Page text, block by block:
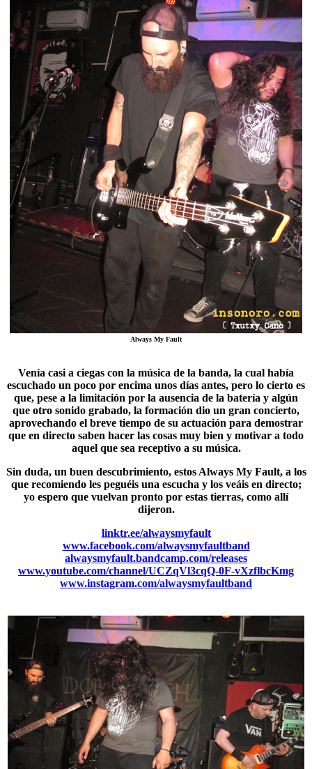
Always My Fault
Venía casi a ciegas con la música de la banda, la cual había
escuchado un poco por encima unos días antes, pero lo cierto es
que, pese a la limitación por la ausencia de la batería y algún
que otro sonido grabado, la formación dio un gran concierto,
aprovechando el breve tiempo de su actuación para demostrar
que en directo saben hacer las cosas muy bien y motivar a todo
aquel que sea receptivo a su música.
Sin duda, un buen descubrimiento, estos Always My Fault, a los
que recomiendo les peguéis una escucha y los veáis en directo;
yo espero que vuelvan pronto por estas tierras, como allí
dijeron.
linktr.ee/alwaysmyfault
www.facebook.com/alwaysmyfaultband
alwaysmyfault.bandcamp.com/releases
www.youtube.com/channel/UCZqVl3cqQ-0F-vXzflbcKmg
www.instagram.com/alwaysmyfaultband